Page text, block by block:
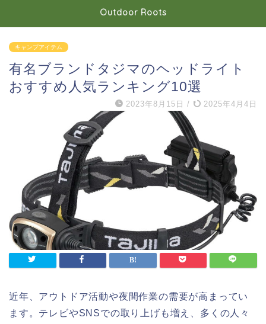
Outdoor Roots
キャンプアイテム
有名ブランドタジマのヘッドライト
おすすめ人気ランキング10選
2023年8月15日 / 2025年4月4日
近年、アウトドア活動や夜間作業の需要が高まってい
ます。テレビやSNSでの取り上げも増え、多くの人々